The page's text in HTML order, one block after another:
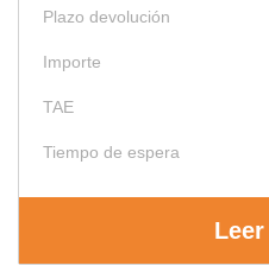
Plazo devolución
Importe
TAE
Tiempo de espera